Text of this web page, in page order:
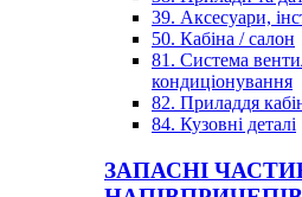
39. Аксесуари,
50. Кабіна / салон
81. Система
кондиціонування
82. Приладдя
84. Кузовні деталі
ЗАПАСНІ